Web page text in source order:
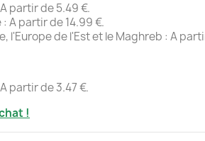
partir de 5.49 €.
A partir de 14.99 €.
l'Europe de l'Est et le Maghreb : A
partir de 3.47 €.
!